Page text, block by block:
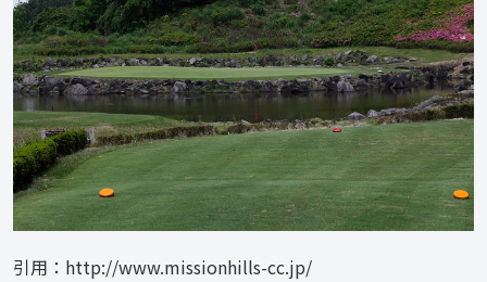
引用：http://www.missionhills-cc.jp/